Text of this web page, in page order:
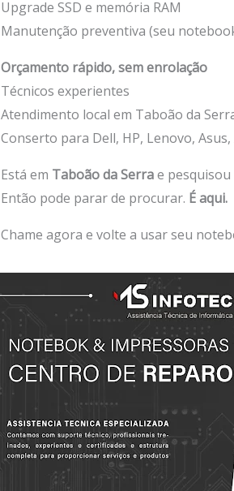
Upgrade SSD e memória RAM
Manutenção preventiva (seu
Orçamento rápido, sem enrolação
Técnicos experientes
Atendimento local em Taboão da
Conserto para Dell, HP, Lenovo,
Está em Taboão da Serrae pesquisou
Então pode parar de procurar. É aqui.
Chame agora e volte a usar seu